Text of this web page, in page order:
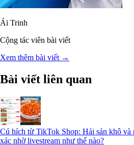
Ái Trinh
Cộng tác viên bài viết
Xem thêm bài viết →
Bài viết liên quan
Cú hích từ TikTok Shop: Hải sản khô và
xác nhờ livestream như thế nào?